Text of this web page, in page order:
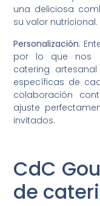
una deliciosa
su valor nutricional.
Personalización:
por lo que nos
catering
específicas de
colaboración
ajuste
invitados.
CdC
de